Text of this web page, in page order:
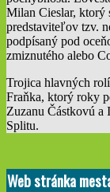
Milan Cieslar, ktorý
predstaviteľov tzv.
podpísaný pod
zmiznutého alebo
Trojica hlavných rolí
Fraňka, ktorý roky
Zuzanu Částkovú a
Splitu.
04-
28
Web stránka